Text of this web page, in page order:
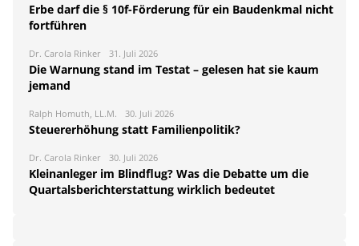
Erbe darf die § 10f-Förderung für ein Baudenkmal nicht
fortführen
Dr. Carola Rinker 31. Juli 2026
Die Warnung stand im Testat – gelesen hat sie kaum
jemand
Ralph Homuth, LL.M. 30. Juli 2026
Steuererhöhung statt Familienpolitik?
Dr. Carola Rinker 30. Juli 2026
Kleinanleger im Blindflug? Was die Debatte um die
Quartalsberichterstattung wirklich bedeutet